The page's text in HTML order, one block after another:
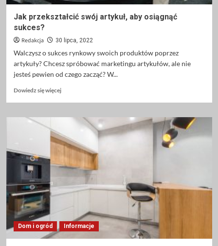
Jak przekształcić swój artykuł, aby osiągnąć
sukces?
Redakcja 30 lipca, 2022
Walczysz o sukces rynkowy swoich produktów poprzez
artykuły? Chcesz spróbować marketingu artykułów, ale nie
jesteś pewien od czego zacząć? W...
Dowiedz się więcejDowiedz
o
przekształcić
swój
artykuł,
aby
osiągnąć
Dom i ogród Informacje